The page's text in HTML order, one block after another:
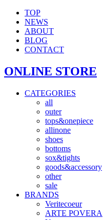
TOP
NEWS
ABOUT
BLOG
CONTACT
ONLINE STORE
CATEGORIES
all
outer
tops&onepiece
allinone
shoes
bottoms
sox&tights
goods&accessory
other
sale
BRANDS
Veritecoeur
ARTE POVERA